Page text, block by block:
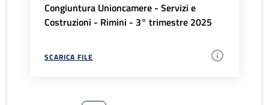
Congiuntura Unioncamere - Servizi e
Costruzioni - Rimini - 3° trimestre 2025
SCARICA FILE